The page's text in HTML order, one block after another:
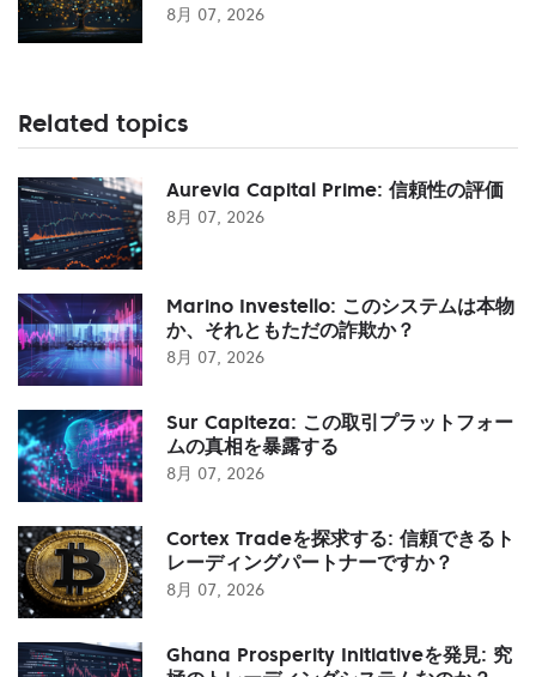
8月 07, 2026
Related topics
Aurevia Capital Prime: 信頼性の評価
8月 07, 2026
Marino Investello: このシステムは本物
か、それともただの詐欺か？
8月 07, 2026
Sur Capiteza: この取引プラットフォー
ムの真相を暴露する
8月 07, 2026
Cortex Tradeを探求する: 信頼できるト
レーディングパートナーですか？
8月 07, 2026
Ghana Prosperity Initiativeを発見: 究